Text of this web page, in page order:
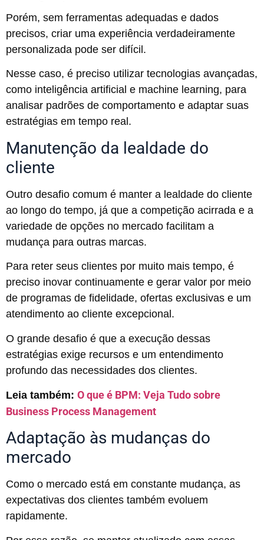
Porém, sem ferramentas adequadas e dados
precisos, criar uma experiência verdadeiramente
personalizada pode ser difícil.
Nesse caso, é preciso utilizar tecnologias avançadas,
como inteligência artificial e machine learning, para
analisar padrões de comportamento e adaptar suas
estratégias em tempo real.
Manutenção da lealdade do
cliente
Outro desafio comum é manter a lealdade do cliente
ao longo do tempo, já que a competição acirrada e a
variedade de opções no mercado facilitam a
mudança para outras marcas.
Para reter seus clientes por muito mais tempo, é
preciso inovar continuamente e gerar valor por meio
de programas de fidelidade, ofertas exclusivas e um
atendimento ao cliente excepcional.
O grande desafio é que a execução dessas
estratégias exige recursos e um entendimento
profundo das necessidades dos clientes.
Leia também: O que é BPM: Veja Tudo sobre
Business Process Management
Adaptação às mudanças do
mercado
Como o mercado está em constante mudança, as
expectativas dos clientes também evoluem
rapidamente.